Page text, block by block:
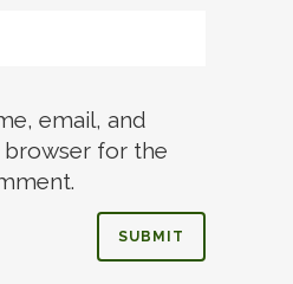
email, and
for the